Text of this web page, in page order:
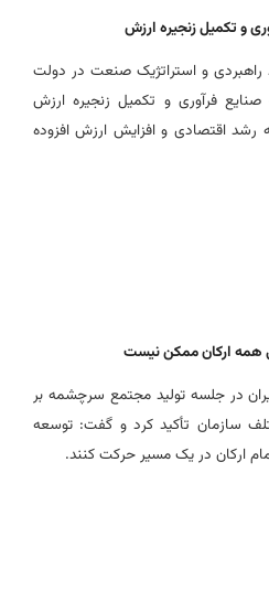
و تکمیل زنجیره ارزش
و استراتژیک صنعت در دولت
فرآوری و تکمیل زنجیره ارزش
رشد اقتصادی و افزایش ارزش افزوده
همه ارکان ممکن نیست
در جلسه تولید مجتمع سرچشمه بر
سازمان تأکید کرد و گفت: توسعه
ارکان در یک مسیر حرکت کنند.